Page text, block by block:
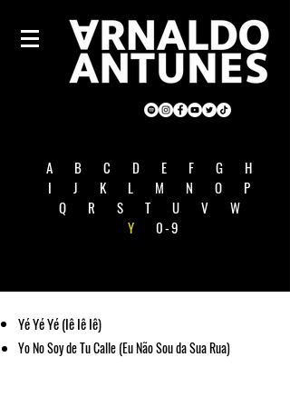
A B C D E F G
H
I
J K L M N O
P
Q
R S T U V
W
Y
0-9
Yé Yé Yé (Iê Iê Iê)
Yo No Soy de Tu Calle (Eu Não Sou da Sua Rua)